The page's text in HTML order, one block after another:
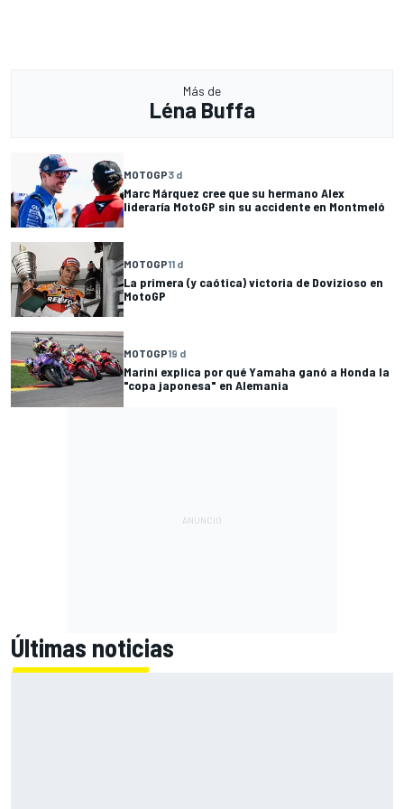
Más de
Léna Buffa
MOTOGP3 d
Marc Márquez cree que su hermano Alex
lideraría MotoGP sin su accidente en Montmeló
MOTOGP11 d
La primera (y caótica) victoria de Dovizioso en
MotoGP
MOTOGP19 d
Marini explica por qué Yamaha ganó a Honda la
"copa japonesa" en Alemania
Últimas noticias